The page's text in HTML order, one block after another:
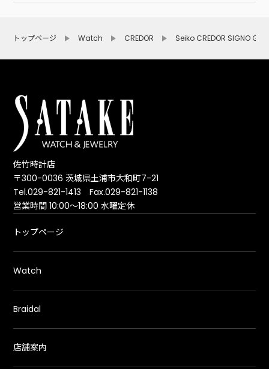
トップページ Watch CREDOR Seiko CREDOR SIGNO
佐竹時計店
〒300-0036 茨城県土浦市大和町7-21
Tel.029-821-1413 Fax.029-821-1138
営業時間 10:00～18:00 水曜定休
トップページ
Watch
Braidal
店舗案内